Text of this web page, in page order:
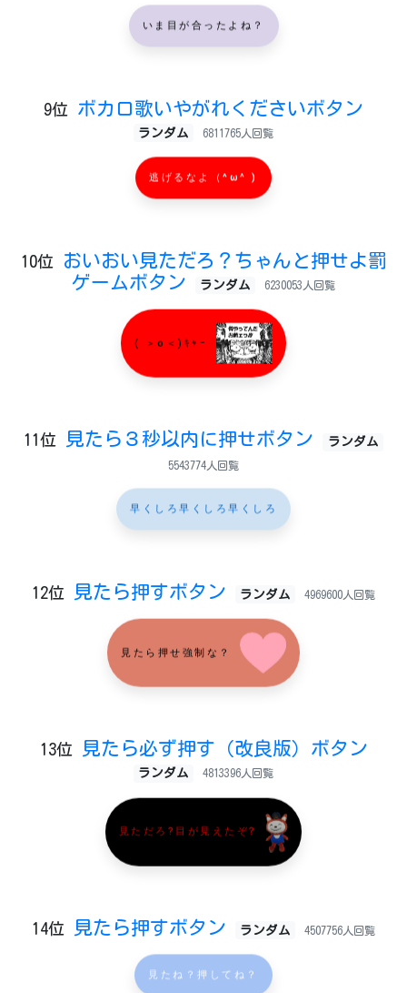
いま目が合ったよね？
9位 ボカロ歌いやがれくださいボタン
ランダム 6811765人回覧
逃げるなよ（^ω^ )
10位
おいおい見ただろ？ちゃんと押せよ罰
ゲームボタン
ランダム 6230053人回覧
( ＞o＜)ｷｬｰ
11位 見たら３秒以内に押せボタン ランダム
5543774人回覧
早くしろ早くしろ早くしろ
12位 見たら押すボタン ランダム 4969600人回覧
見たら押せ強制な？
13位 見たら必ず押す（改良版）ボタン
ランダム 4813396人回覧
見ただろ?目が見えたぞ?
14位 見たら押すボタン ランダム 4507756人回覧
見たね？押してね？